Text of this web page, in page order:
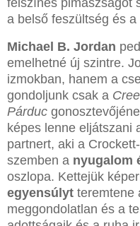
felszínes pimaszságot
a belső feszültség és a
Michael B. Jordan
emelhetné új szintre.
izmokban, hanem a
gondoljunk csak a
Párduc
képes lenne eljátszani
partnert, aki a
szemben a nyugalom
oszlopa. Kettejük
egyensúlyt teremtene
meggondolatlan és a